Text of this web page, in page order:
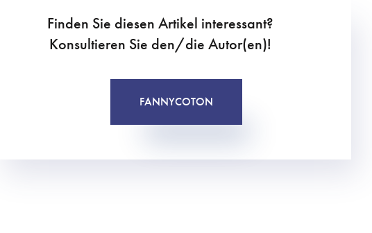
Finden Sie diesen Artikel interessant?
Konsultieren Sie den/die Autor(en)!
FANNYCOTON